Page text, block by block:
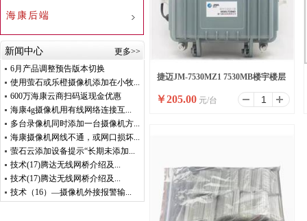
海康后端
新闻中心
更多>>
6月产品调整预告版本切换
使用萤石或乐橙摄像机添加在小牧...
600万海康云商扫码返现金优惠
海康4g摄像机用有线网络连接互...
多台录像机同时添加一台摄像机方...
海康摄像机网线不通，或网口损坏...
萤石云添加设备提示“长期未添加...
技术(17)腾达无线网桥介绍及...
技术(17)腾达无线网桥介绍及...
技术（16）—摄像机外接报警输...
捷迈JM-7530MZ1 7530MB楼宇楼层
CATV大功率电视信号
￥205.00 元/台